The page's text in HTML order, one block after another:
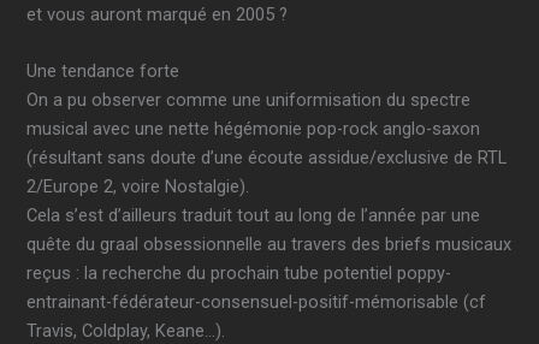
et vous auront marqué en 2005 ?
Une tendance forte
On a pu observer comme une uniformisation du spectre
musical avec une nette hégémonie pop-rock anglo-saxon
(résultant sans doute d’une écoute assidue/exclusive de RTL
2/Europe 2, voire Nostalgie).
Cela s’est d’ailleurs traduit tout au long de l’année par une
quête du graal obsessionnelle au travers des briefs musicaux
reçus : la recherche du prochain tube potentiel poppy-
entrainant-fédérateur-consensuel-positif-mémorisable (cf
Travis, Coldplay, Keane…).